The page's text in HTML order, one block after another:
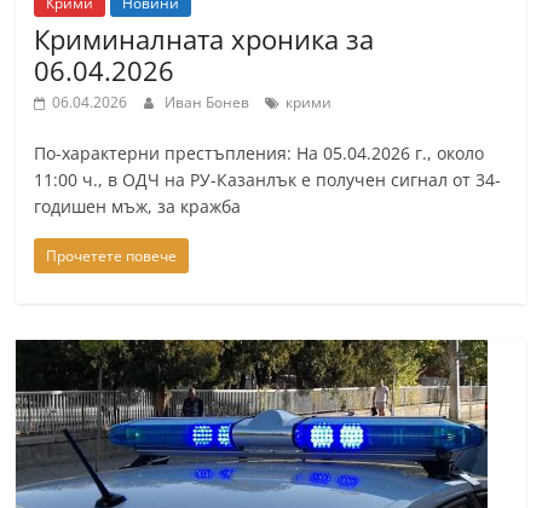
k
a
z
n
l
a
k
b
g
.
i
n
Криминалната хроника за
06.04.2026
06.04.2026 Иван Бонев крими
По-характерни престъпления: На 05.04.2026 г., около
11:00 ч., в ОДЧ на РУ-Казанлък е получен сигнал от 34-
годишен мъж, за кражба
Прочетете повече